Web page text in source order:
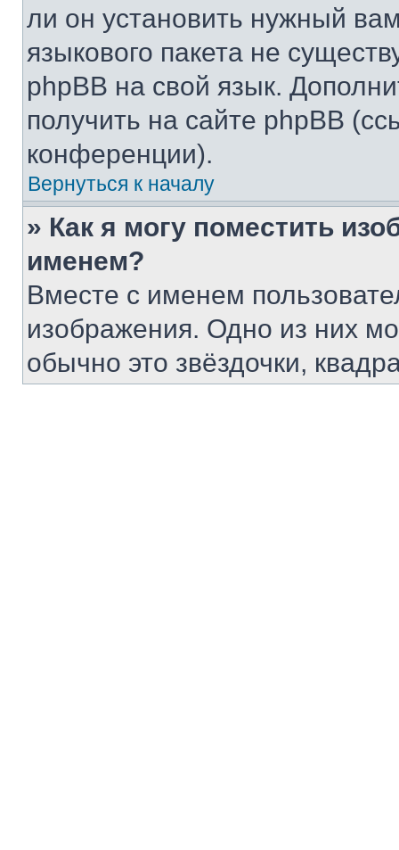
ли он установить нужный
языкового пакета не
phpBB на свой язык.
получить на сайте phpBB
конференции).
Вернуться к началу
» Как я могу поместить
именем?
Вместе с именем
изображения. Одно из них
обычно это звёздочки,